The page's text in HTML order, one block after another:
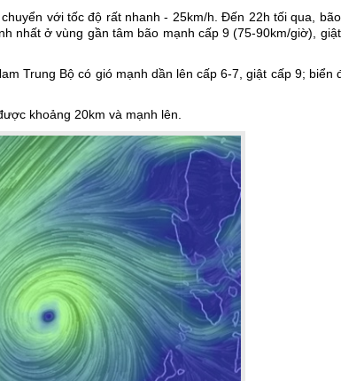
với tốc độ rất nhanh - 25km/h. Đến 22h tối qua,
nhất ở vùng gần tâm bão mạnh cấp 9 (75-90km/giờ),
Trung Bộ có gió mạnh dần lên cấp 6-7, giật cấp 9; biển
khoảng 20km và mạnh lên.